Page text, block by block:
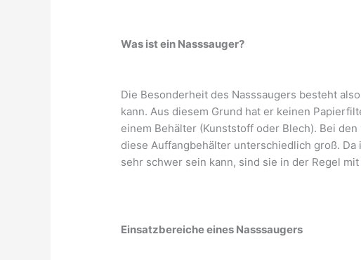
Was ist ein Nasssauger?
Die Besonderheit des Nasssaugers besteht
kann. Aus diesem Grund hat er keinen
einem Behälter (Kunststoff oder Blech). Bei
diese Auffangbehälter unterschiedlich groß.
sehr schwer sein kann, sind sie in der Regel
Einsatzbereiche eines Nasssaugers